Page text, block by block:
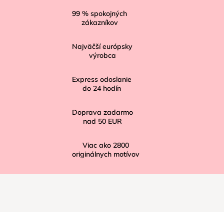
99 % spokojných
zákazníkov
Najväčší európsky
výrobca
Express odoslanie
do 24 hodín
Doprava zadarmo
nad 50 EUR
Viac ako 2800
originálnych motívov